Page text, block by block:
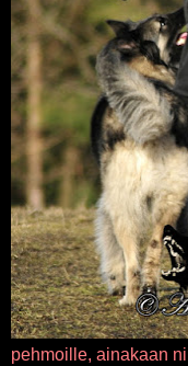
pehmoille, ainakaan